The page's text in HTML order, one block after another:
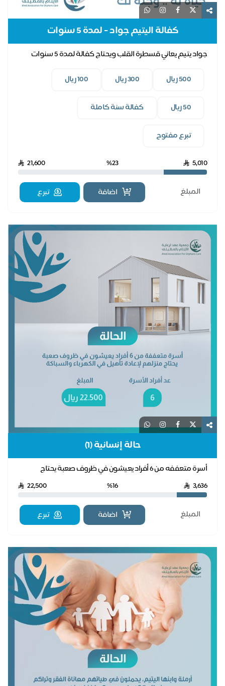
كفالة اليتيم جواد - لمدة 5 سنوات
جواد يتيم يعاني قسطرة القلب ويحتاج كفالة لمدة 5 سنوات
كفالة سنة كاملة
تبرع مفتوح
5,010
21,600
اضافة تبرع
حالة إنسانية (1)
أسرة متعففه من 6 أفراد يعيشون في ظروف صعبة يحتاج
منزلهم لإعادة تأهيل في الكهرباء والسباكة
3,636
22,500
اضافة تبرع